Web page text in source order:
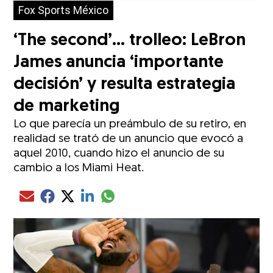
Fox Sports México
‘The second’… trolleo: LeBron
James anuncia ‘importante
decisión’ y resulta estrategia
de marketing
Lo que parecía un preámbulo de su retiro, en
realidad se trató de un anuncio que evocó a
aquel 2010, cuando hizo el anuncio de su
cambio a los Miami Heat.
Compartir el artículo actual mediante Email
Compartir el artículo actual mediante Facebook
Compartir el artículo actual mediante Twitter
Compartir el artículo actual mediante LinkedIn
Compartir el artículo actual mediante